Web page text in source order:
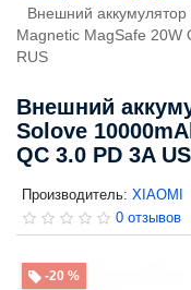
Внешний
Magnetic MagSafe 20W
RUS
Внешний
Solove
QC 3.0 PD 3A
Производитель: XIAOMI
0 отзывов
-20 %